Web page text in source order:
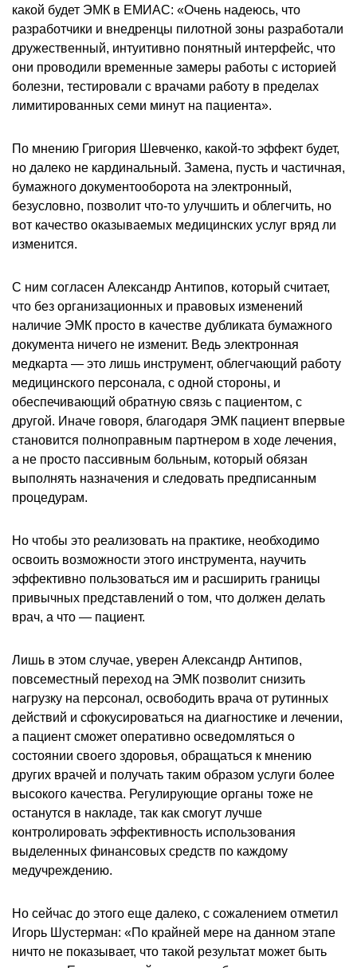
какой будет ЭМК в ЕМИАС: «Очень надеюсь, что
разработчики и внедренцы пилотной зоны разработали
дружественный, интуитивно понятный интерфейс, что
они проводили временные замеры работы с историей
болезни, тестировали с врачами работу в пределах
лимитированных семи минут на пациента».
По мнению Григория Шевченко, какой-то эффект будет,
но далеко не кардинальный. Замена, пусть и частичная,
бумажного документооборота на электронный,
безусловно, позволит что-то улучшить и облегчить, но
вот качество оказываемых медицинских услуг вряд ли
изменится.
С ним согласен Александр Антипов, который считает,
что без организационных и правовых изменений
наличие ЭМК просто в качестве дубликата бумажного
документа ничего не изменит. Ведь электронная
медкарта — это лишь инструмент, облегчающий работу
медицинского персонала, с одной стороны, и
обеспечивающий обратную связь с пациентом, с
другой. Иначе говоря, благодаря ЭМК пациент впервые
становится полноправным партнером в ходе лечения,
а не просто пассивным больным, который обязан
выполнять назначения и следовать предписанным
процедурам.
Но чтобы это реализовать на практике, необходимо
освоить возможности этого инструмента, научить
эффективно пользоваться им и расширить границы
привычных представлений о том, что должен делать
врач, а что — пациент.
Лишь в этом случае, уверен Александр Антипов,
повсеместный переход на ЭМК позволит снизить
нагрузку на персонал, освободить врача от рутинных
действий и сфокусироваться на диагностике и лечении,
а пациент сможет оперативно осведомляться о
состоянии своего здоровья, обращаться к мнению
других врачей и получать таким образом услуги более
высокого качества. Регулирующие органы тоже не
останутся в накладе, так как смогут лучше
контролировать эффективность использования
выделенных финансовых средств по каждому
медучреждению.
Но сейчас до этого еще далеко, с сожалением отметил
Игорь Шустерман: «По крайней мере на данном этапе
ничто не показывает, что такой результат может быть